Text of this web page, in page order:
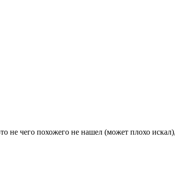
не чего похожего не нашел (может плохо